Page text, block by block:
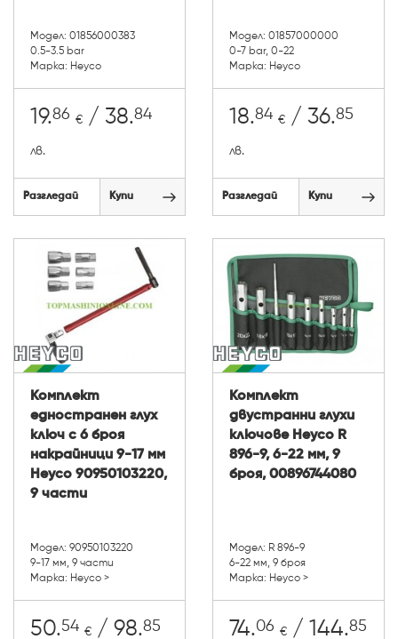
Модел: 01856000383
0.5-3.5 bar
Марка: Heyco
19.86 € / 38.84
лв.
Разгледай Купи
Модел: 01857000000
0-7 bar, 0-22
Марка: Heyco
18.84 € / 36.85
лв.
Разгледай Купи
Комплект
едностранен глух
ключ с 6 броя
накрайници 9-17 мм
Heyco 90950103220,
9 части
Модел: 90950103220
9-17 мм, 9 части
Марка: Heyco >
50.54 € / 98.85
Комплект
двустранни глухи
ключове Heyco R
896-9, 6-22 мм, 9
броя, 00896744080
Модел: R 896-9
6-22 мм, 9 броя
Марка: Heyco >
74.06 € / 144.85